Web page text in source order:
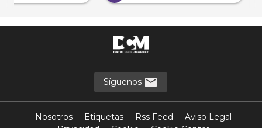
Síguenos
Nosotros Etiquetas Rss Feed
Aviso Legal